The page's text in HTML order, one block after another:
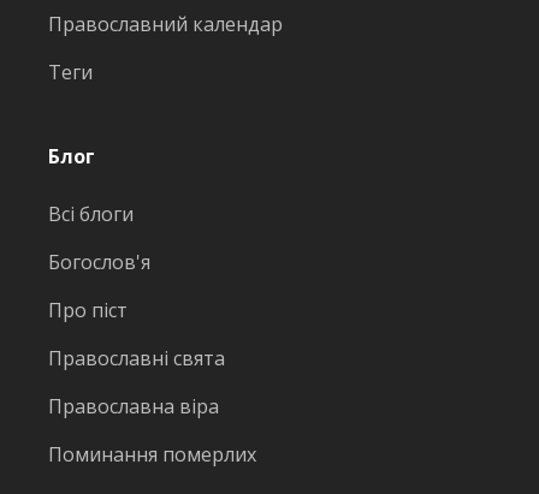
Православний календар
Теги
Блог
Всі блоги
Богослов'я
Про піст
Православні свята
Православна віра
Поминання померлих